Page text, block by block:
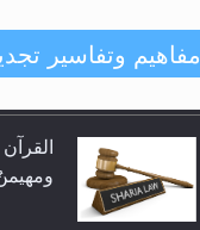
هل
هل
مفاهيم وتفاسير